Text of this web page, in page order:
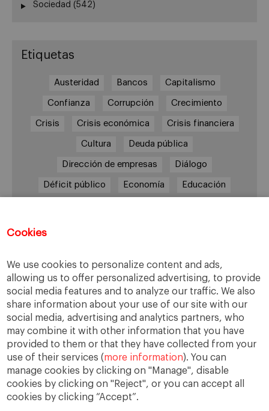
Cookies
We use cookies to personalize content and ads,
allowing us to offer personalized advertising, to provide
social media features and to analyze our traffic. We also
share information about your use of our site with our
social media, advertising and analytics partners, who
may combine it with other information that you have
provided to them or that they have collected from your
use of their services (more information). You can
manage cookies by clicking on "Manage", disable
cookies by clicking on "Reject", or you can accept all
cookies by clicking “Accept”.
Sociedad (542)
Etiquetas
Austeridad Bancos Capitalismo
Confianza Corrupción Crecimiento
Crisis Crisis económica Crisis financiera
Cultura Deuda pública
Dirección de empresas Diálogo
Déficit público Economía Educación
Política Recesión Recuperación
Reforma laboral Reformas responsabilidad
Responsabilidad social RSC RSE
Sindicatos Sistema financiero Sociedad
Sostenibilidad Trabajo Valores Virtudes
Ética Ética de la empresa